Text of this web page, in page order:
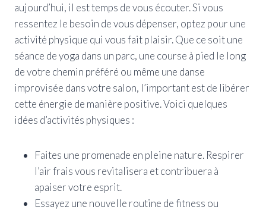
aujourd’hui, il est temps de vous écouter. Si vous
ressentez le besoin de vous dépenser, optez pour une
activité physique qui vous fait plaisir. Que ce soit une
séance de yoga dans un parc, une course à pied le long
de votre chemin préféré ou même une danse
improvisée dans votre salon, l’important est de libérer
cette énergie de manière positive. Voici quelques
idées d’activités physiques :
Faites une promenade en pleine nature. Respirer
l’air frais vous revitalisera et contribuera à
apaiser votre esprit.
Essayez une nouvelle routine de fitness ou